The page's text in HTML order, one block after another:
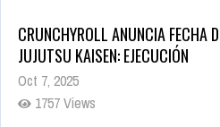
CRUNCHYROLL ANUNCIA FECHA
JUJUTSU KAISEN: EJECUCIÓN
Oct 7, 2025
1757 Views